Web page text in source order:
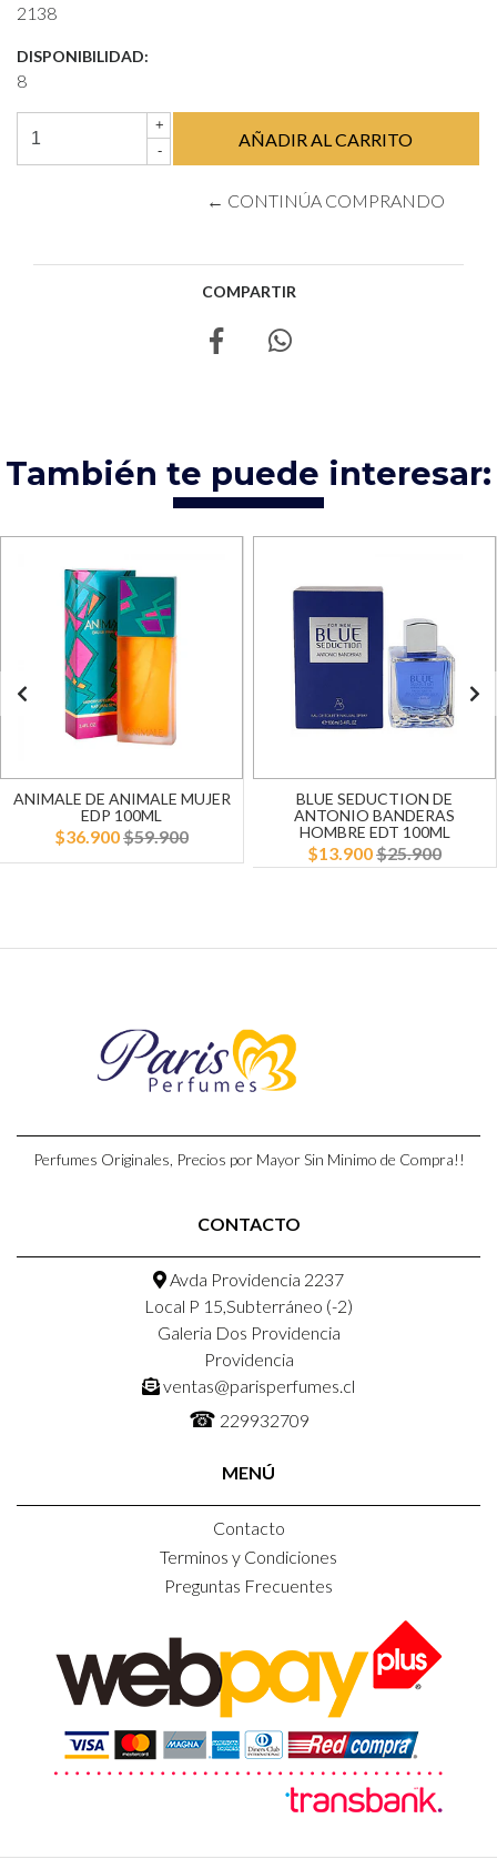
2138
DISPONIBILIDAD:
8
+
-
← CONTINÚA COMPRANDO
COMPARTIR
También te puede interesar:
ANIMALE DE ANIMALE MUJER
EDP 100ML
$36.900$59.900
BLUE SEDUCTION DE
ANTONIO BANDERAS
HOMBRE EDT 100ML
$13.900$25.900
Perfumes Originales, Precios por Mayor Sin Minimo de Compra!!
CONTACTO
Avda Providencia 2237
Local P 15,Subterráneo (-2)
Galeria Dos Providencia
Providencia
ventas@parisperfumes.cl
☎ 229932709
MENÚ
Contacto
Terminos y Condiciones
Preguntas Frecuentes